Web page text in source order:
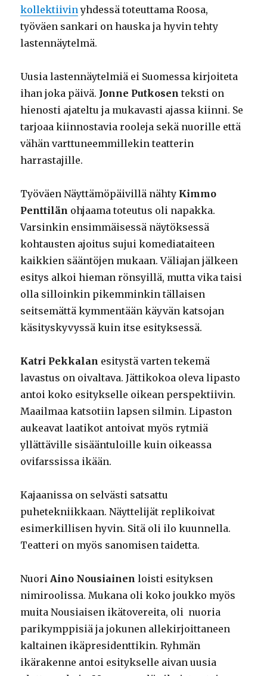
kollektiivinyhdessä toteuttama Roosa,
työväen sankari on hauska ja hyvin tehty
lastennäytelmä.
Uusia lastennäytelmiä ei Suomessa kirjoiteta
ihan joka päivä. Jonne Putkosen teksti on
hienosti ajateltu ja mukavasti ajassa kiinni. Se
tarjoaa kiinnostavia rooleja sekä nuorille että
vähän varttuneemmillekin teatterin
harrastajille.
Työväen Näyttämöpäivillä nähty Kimmo
Penttilän ohjaama toteutus oli napakka.
Varsinkin ensimmäisessä näytöksessä
kohtausten ajoitus sujui komediataiteen
kaikkien sääntöjen mukaan. Väliajan jälkeen
esitys alkoi hieman rönsyillä, mutta vika taisi
olla silloinkin pikemminkin tällaisen
seitsemättä kymmentään käyvän katsojan
käsityskyvyssä kuin itse esityksessä.
Katri Pekkalan esitystä varten tekemä
lavastus on oivaltava. Jättikokoa oleva lipasto
antoi koko esitykselle oikean perspektiivin.
Maailmaa katsotiin lapsen silmin. Lipaston
aukeavat laatikot antoivat myös rytmiä
yllättäville sisääntuloille kuin oikeassa
ovifarssissa ikään.
Kajaanissa on selvästi satsattu
puhetekniikkaan. Näyttelijät replikoivat
esimerkillisen hyvin. Sitä oli ilo kuunnella.
Teatteri on myös sanomisen taidetta.
NuoriAino Nousiainen loisti esityksen
nimiroolissa. Mukana oli koko joukko myös
muita Nousiaisen ikätovereita, oli nuoria
parikymppisiä ja jokunen allekirjoittaneen
kaltainen ikäpresidenttikin. Ryhmän
ikärakenne antoi esitykselle aivan uusia